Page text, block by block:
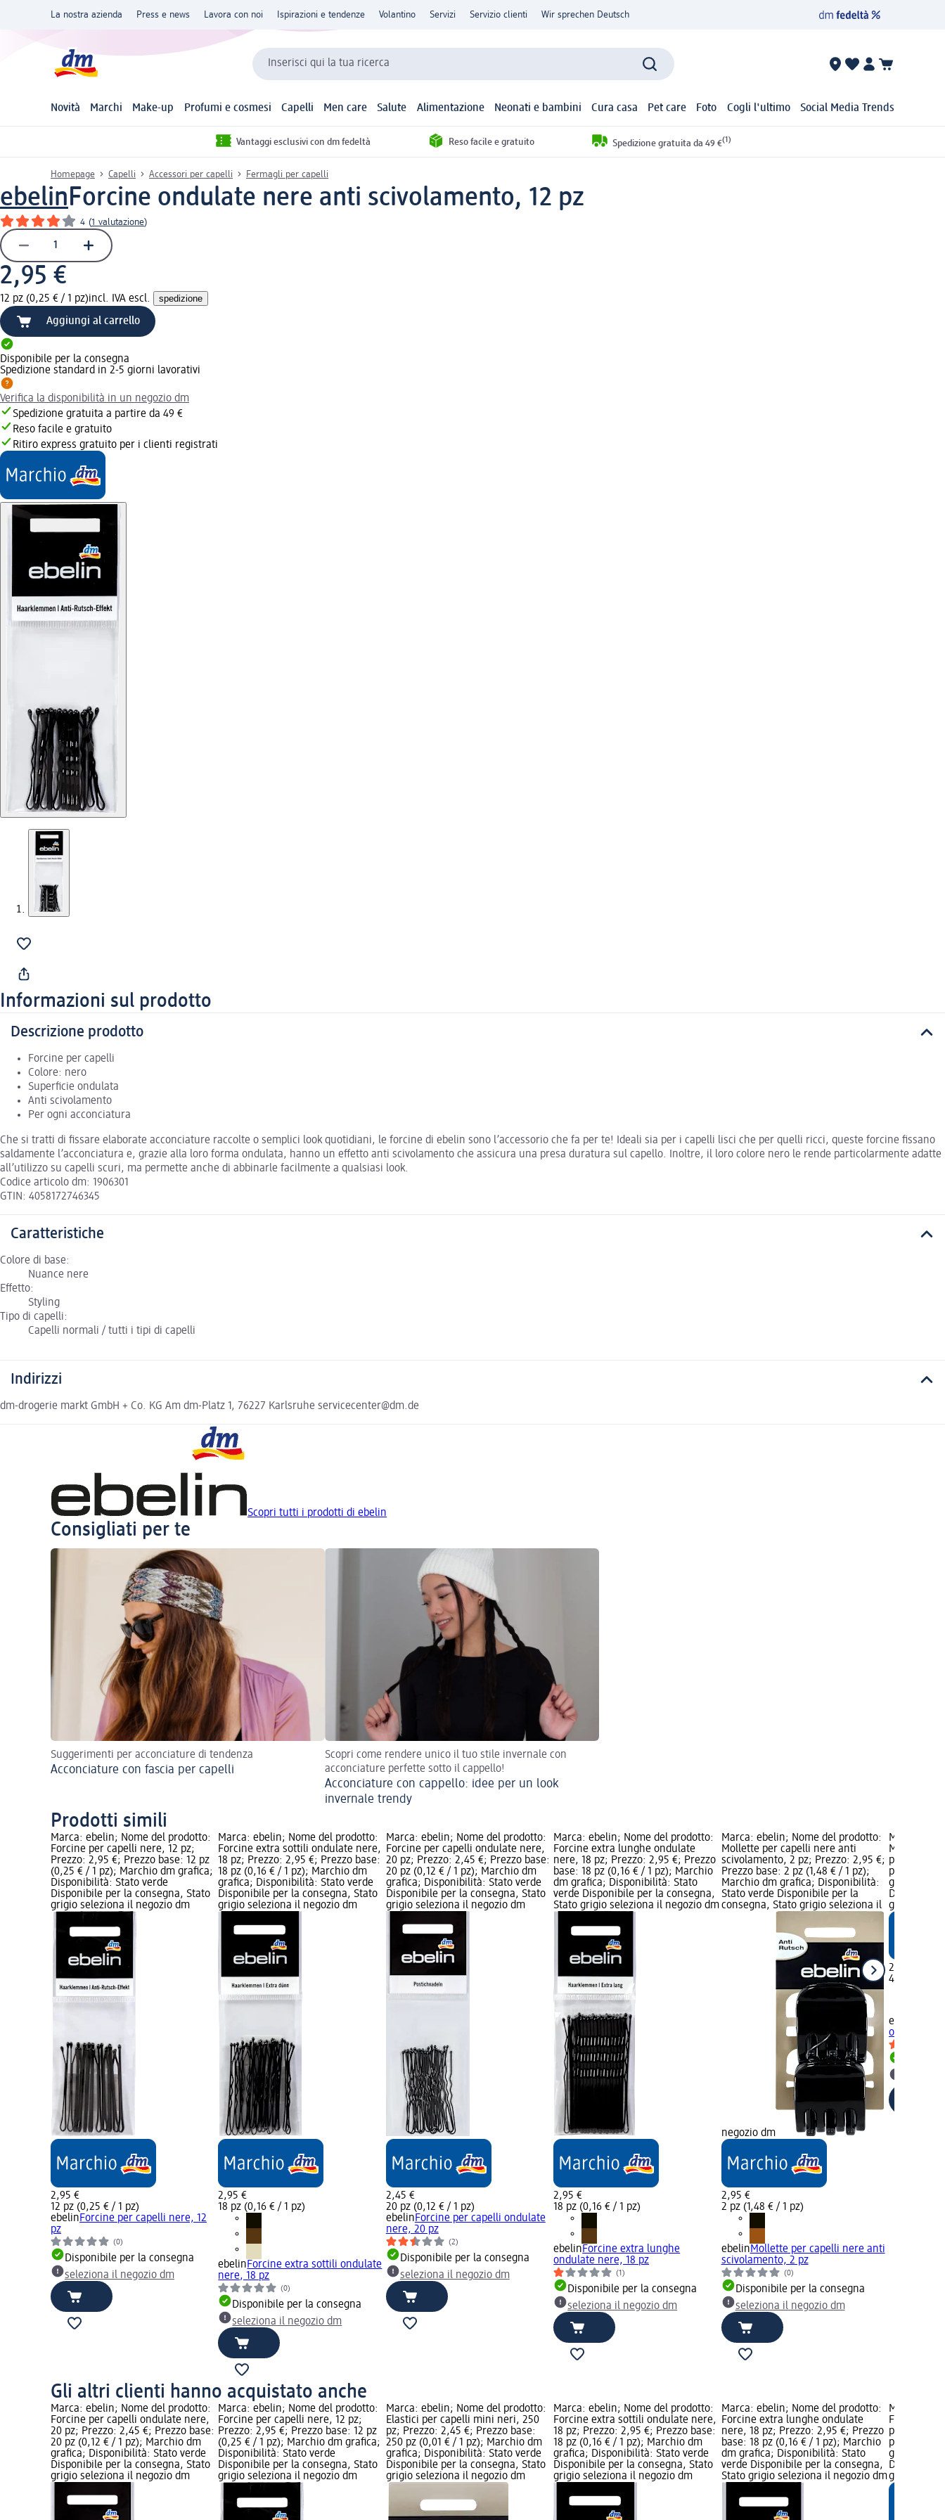
La nostra azienda Press e news Lavora con noi Ispirazioni e tendenze Volantino Servizi Servizio clienti Wir sprechen Deutsch
Inserisci qui la tua ricerca
Novità Marchi Make-up Profumi e cosmesi Capelli Men care Salute Alimentazione Neonati e bambini Cura casa Pet care Foto Cogli l'ultimo Social Media Trends
Vantaggi esclusivi con dm fedeltà Reso facile e gratuito Spedizione gratuita da 49 €(1)
Homepage Capelli Accessori per capelli Fermagli per capelli
ebelinForcine ondulate nere anti scivolamento, 12 pz
4 (1 valutazione)
2,95 €
12 pz (0,25 € / 1 pz)incl. IVA escl. spedizione
Aggiungi al carrello
Disponibile per la consegna
Spedizione standard in 2-5 giorni lavorativi
Verifica la disponibilità in un negozio dm
Spedizione gratuita a partire da 49 €
Reso facile e gratuito
Ritiro express gratuito per i clienti registrati
Informazioni sul prodotto
Descrizione prodotto
Forcine per capelli
Colore: nero
Superficie ondulata
Anti scivolamento
Per ogni acconciatura
Che si tratti di fissare elaborate acconciature raccolte o semplici look quotidiani, le forcine di ebelin sono l’accessorio che fa per te! Ideali sia per i capelli lisci che per quelli ricci, queste forcine fissano
saldamente l’acconciatura e, grazie alla loro forma ondulata, hanno un effetto anti scivolamento che assicura una presa duratura sul capello. Inoltre, il loro colore nero le rende particolarmente adatte
all’utilizzo su capelli scuri, ma permette anche di abbinarle facilmente a qualsiasi look.
Codice articolo dm: 1906301
GTIN: 4058172746345
Caratteristiche
Colore di base:
Nuance nere
Effetto:
Styling
Tipo di capelli:
Capelli normali / tutti i tipi di capelli
Indirizzi
dm-drogerie markt GmbH + Co. KG Am dm-Platz 1, 76227 Karlsruhe servicecenter@dm.de
Scopri tutti i prodotti di ebelin
Consigliati per te
Suggerimenti per acconciature di tendenza
Acconciature con fascia per capelli
Scopri come rendere unico il tuo stile invernale con
acconciature perfette sotto il cappello!
Acconciature con cappello: idee per un look
invernale trendy
Prodotti simili
Marca: ebelin; Nome del prodotto:
Forcine per capelli nere, 12 pz;
Prezzo: 2,95 €; Prezzo base: 12 pz
(0,25 € / 1 pz); Marchio dm grafica;
Disponibilità: Stato verde
Disponibile per la consegna, Stato
grigio seleziona il negozio dm
2,95 €
12 pz (0,25 € / 1 pz)
ebelinForcine per capelli nere, 12
pz
(0)
Disponibile per la consegna
seleziona il negozio dm
Marca: ebelin; Nome del prodotto:
Forcine extra sottili ondulate nere,
18 pz; Prezzo: 2,95 €; Prezzo base:
18 pz (0,16 € / 1 pz); Marchio dm
grafica; Disponibilità: Stato verde
Disponibile per la consegna, Stato
grigio seleziona il negozio dm
2,95 €
18 pz (0,16 € / 1 pz)
ebelinForcine extra sottili ondulate
nere, 18 pz
(0)
Disponibile per la consegna
seleziona il negozio dm
Marca: ebelin; Nome del prodotto:
Forcine per capelli ondulate nere,
20 pz; Prezzo: 2,45 €; Prezzo base:
20 pz (0,12 € / 1 pz); Marchio dm
grafica; Disponibilità: Stato verde
Disponibile per la consegna, Stato
grigio seleziona il negozio dm
2,45 €
20 pz (0,12 € / 1 pz)
ebelinForcine per capelli ondulate
nere, 20 pz
(2)
Disponibile per la consegna
seleziona il negozio dm
Marca: ebelin; Nome del prodotto:
Forcine extra lunghe ondulate
nere, 18 pz; Prezzo: 2,95 €; Prezzo
base: 18 pz (0,16 € / 1 pz); Marchio
dm grafica; Disponibilità: Stato
verde Disponibile per la consegna,
Stato grigio seleziona il negozio dm
2,95 €
18 pz (0,16 € / 1 pz)
ebelinForcine extra lunghe
ondulate nere, 18 pz
(1)
Disponibile per la consegna
seleziona il negozio dm
Marca: ebelin; Nome del prodotto:
Mollette per capelli nere anti
scivolamento, 2 pz; Prezzo: 2,95 €;
Prezzo base: 2 pz (1,48 € / 1 pz);
Marchio dm grafica; Disponibilità:
Stato verde Disponibile per la
consegna, Stato grigio seleziona il
negozio dm
2,95 €
2 pz (1,48 € / 1 pz)
ebelinMollette per capelli nere anti
scivolamento, 2 pz
(0)
Disponibile per la consegna
seleziona il negozio dm
Marca:
Mollette
pz; Prezzo:
pz (0,74 € /
grafica;
Disponibile
grigio
2,95 €
4 pz (0,74 €
ebelin
opache, 4
Gli altri clienti hanno acquistato anche
Marca: ebelin; Nome del prodotto:
Forcine per capelli ondulate nere,
20 pz; Prezzo: 2,45 €; Prezzo base:
20 pz (0,12 € / 1 pz); Marchio dm
grafica; Disponibilità: Stato verde
Disponibile per la consegna, Stato
grigio seleziona il negozio dm
Marca: ebelin; Nome del prodotto:
Forcine per capelli nere, 12 pz;
Prezzo: 2,95 €; Prezzo base: 12 pz
(0,25 € / 1 pz); Marchio dm grafica;
Disponibilità: Stato verde
Disponibile per la consegna, Stato
grigio seleziona il negozio dm
Marca: ebelin; Nome del prodotto:
Elastici per capelli mini neri, 250
pz; Prezzo: 2,45 €; Prezzo base:
250 pz (0,01 € / 1 pz); Marchio dm
grafica; Disponibilità: Stato verde
Disponibile per la consegna, Stato
grigio seleziona il negozio dm
Marca: ebelin; Nome del prodotto:
Forcine extra sottili ondulate nere,
18 pz; Prezzo: 2,95 €; Prezzo base:
18 pz (0,16 € / 1 pz); Marchio dm
grafica; Disponibilità: Stato verde
Disponibile per la consegna, Stato
grigio seleziona il negozio dm
Marca: ebelin; Nome del prodotto:
Forcine extra lunghe ondulate
nere, 18 pz; Prezzo: 2,95 €; Prezzo
base: 18 pz (0,16 € / 1 pz); Marchio
dm grafica; Disponibilità: Stato
verde Disponibile per la consegna,
Stato grigio seleziona il negozio dm
Marca:
Fermagli a
pz; Prezzo:
pz (1,48 € /
grafica;
Disponibile
grigio